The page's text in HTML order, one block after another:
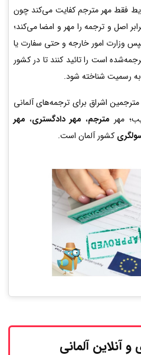
فقط مهر مترجم کفایت می‌کند چون
اصل و ترجمه را مهر و امضا می‌کند؛
وزارت امور خارجه و حتی سفارت یا
است را تائید کنند تا در کشور
رسمیت شناخته شود.
اشراق برای ترجمه‌های آلمانی
مهر مترجم، مهر دادگستری، مهر
کشور آلمان است.
و آنلاینآلمانی